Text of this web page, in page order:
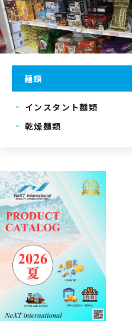
麺類
インスタント麵類
乾燥麺類